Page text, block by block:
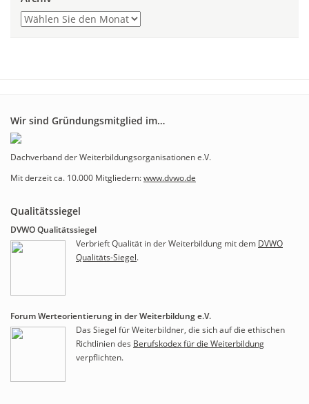
Wir sind Gründungsmitglied im…
Dachverband der Weiterbildungsorganisationen e.V.
Mit derzeit ca. 10.000 Mitgliedern:www.dvwo.de
Qualitätssiegel
DVWO Qualitätssiegel
Verbrieft Qualität in der Weiterbildung mit dem DVWO
Qualitäts-Siegel.
Forum Werteorientierung in der Weiterbildung e.V.
Das Siegel für Weiterbildner, die sich auf die ethischen
Richtlinien des Berufskodex für die Weiterbildung
verpflichten.